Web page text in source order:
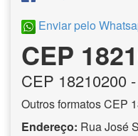
Enviar pelo
CEP
CEP 18210200
Outros formatos CEP
Endereço: Rua José